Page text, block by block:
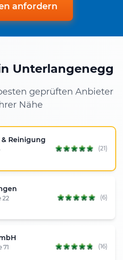
anfordern
Unterlangenegg
geprüften Anbieter
Nähe
Reinigung
(21)
22
(6)
71
(16)